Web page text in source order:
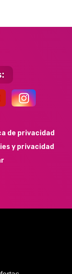
de privacidad
y privacidad